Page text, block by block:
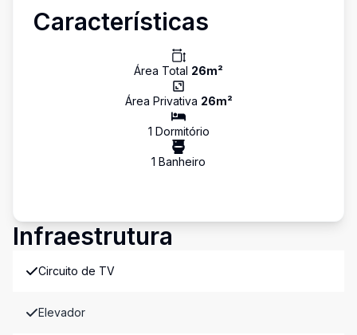
Características
Área Total 26m²
Área Privativa 26m²
1 Dormitório
1 Banheiro
Infraestrutura
Circuito de TV
Elevador